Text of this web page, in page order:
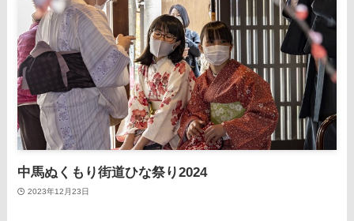
中馬ぬくもり街道ひな祭り2024
2023年12月23日